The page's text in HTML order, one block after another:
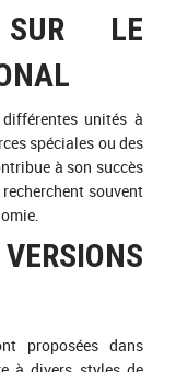
SUR LE
unités à
spéciales ou des
à son succès
souvent
proposées dans